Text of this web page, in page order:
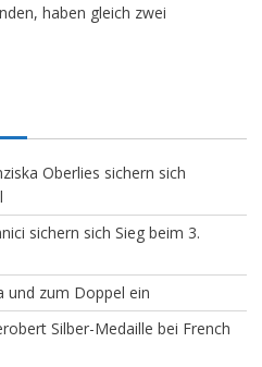
haben gleich zwei
Oberlies sichern sich
sichern sich Sieg beim 3.
und zum Doppel ein
Silber-Medaille bei French